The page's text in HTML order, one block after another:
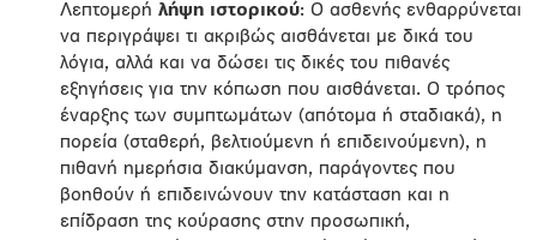
Λεπτομερή λήψη ιστορικού: Ο ασθενής ενθαρρύνεται
να περιγράψει τι ακριβώς αισθάνεται με δικά του
λόγια, αλλά και να δώσει τις δικές του πιθανές
εξηγήσεις για την κόπωση που αισθάνεται. Ο τρόπος
έναρξης των συμπτωμάτων (απότομα ή σταδιακά), η
πορεία (σταθερή, βελτιούμενη ή επιδεινούμενη), η
πιθανή ημερήσια διακύμανση, παράγοντες που
βοηθούν ή επιδεινώνουν την κατάσταση και η
επίδραση της κούρασης στην προσωπική,